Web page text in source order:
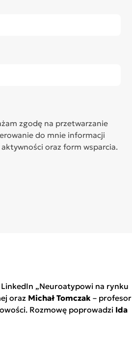
zgodę na przetwarzanie
do mnie informacji
oraz form wsparcia.
„Neuroatypowi na rynku
oraz Michał Tomczak – profesor
Rozmowę poprowadzi Ida